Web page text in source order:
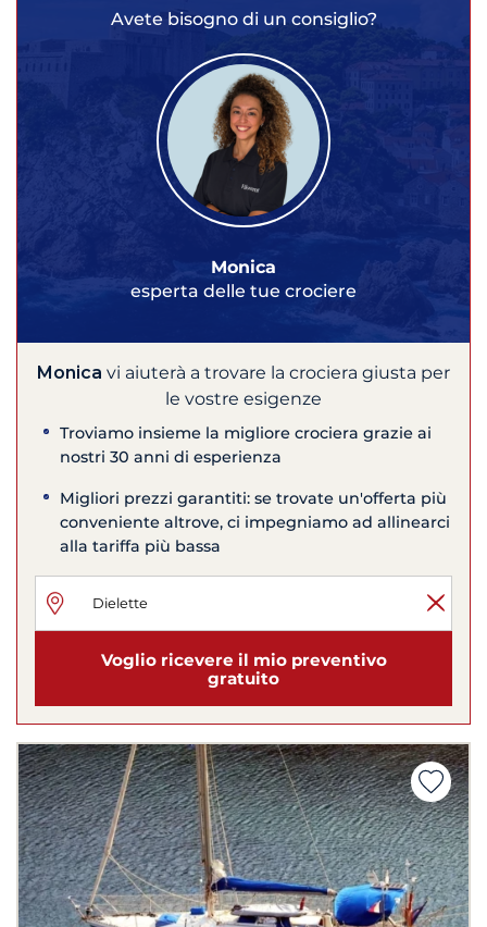
Avete bisogno di un consiglio?
Monica
esperta delle tue crociere
Monica vi aiuterà a trovare la crociera giusta per
le vostre esigenze
Troviamo insieme la migliore crociera grazie ai
nostri 30 anni di esperienza
Migliori prezzi garantiti: se trovate un'offerta più
conveniente altrove, ci impegniamo ad allinearci
alla tariffa più bassa
Voglio ricevere il mio preventivo
gratuito